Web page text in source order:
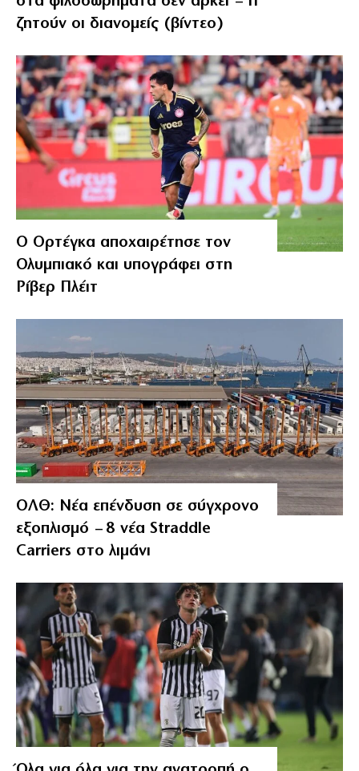
ζητούν οι διανομείς (βίντεο)
Ο Ορτέγκα αποχαιρέτησε τον
Ολυμπιακό και υπογράφει στη
Ρίβερ Πλέιτ
ΟΛΘ: Νέα επένδυση σε σύγχρονο
εξοπλισμό – 8 νέα Straddle
Carriers στο λιμάνι